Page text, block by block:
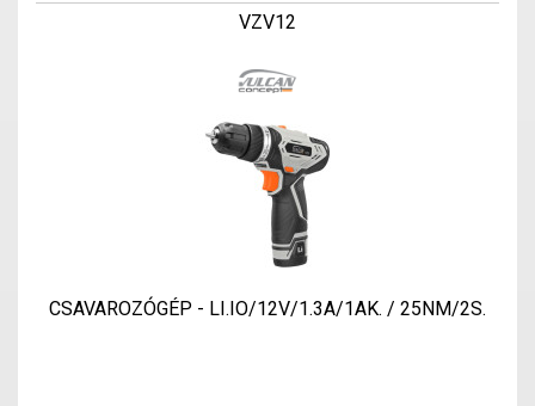
VZV12
CSAVAROZÓGÉP - LI.IO/12V/1.3A/1AK. / 25NM/2S.